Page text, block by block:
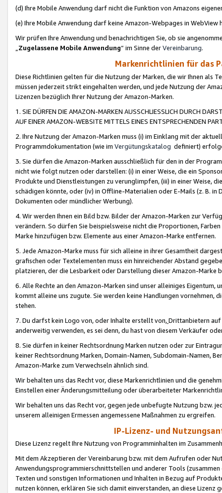
(d) Ihre Mobile Anwendung darf nicht die Funktion von Amazons
(e) Ihre Mobile Anwendung darf keine Amazon-Webpages in WebView
Wir prüfen Ihre Anwendung und benachrichtigen Sie, ob sie
„Zugelassene Mobile Anwendung“ im Sinne derVereinbarung.
Markenrichtlinien für das
Diese Richtlinien gelten für die Nutzung der Marken, die wir Ihnen als
müssen jederzeit strikt eingehalten werden, und jede Nutzung der
Lizenzen bezüglich Ihrer Nutzung der Amazon-Marken.
1. SIE DÜRFEN DIE AMAZON-MARKEN AUSSCHLIESSLICH DURCH
AUF EINER AMAZON-WEBSITE MITTELS EINES ENTSPRECHENDEN
2. Ihre Nutzung der Amazon-Marken muss (i) im Einklang mit der
Programmdokumentation (wie im Vergütungskatalog definiert)
3. Sie dürfen die Amazon-Marken ausschließlich für den in der
nicht wie folgt nutzen oder darstellen: (i) in einer Weise, die ein
Produkte und Dienstleistungen zu verunglimpfen, (iii) in einer Weise,
schädigen könnte, oder (iv) in Offline-Materialien oder E-Mails (z. B. in
Dokumenten oder mündlicher Werbung).
4. Wir werden Ihnen ein Bild bzw. Bilder der Amazon-Marken zur
verändern. So dürfen Sie beispielsweise nicht die Proportionen,
Marke hinzufügen bzw. Elemente aus einer Amazon-Marke entfernen.
5. Jede Amazon-Marke muss für sich alleine in ihrer Gesamtheit
grafischen oder Textelementen muss ein hinreichender Abstand
platzieren, der die Lesbarkeit oder Darstellung dieser Amazon-Marke
6. Alle Rechte an den Amazon-Marken sind unser alleiniges
kommt alleine uns zugute. Sie werden keine Handlungen vornehmen,
stehen.
7. Du darfst kein Logo von, oder Inhalte erstellt von,Drittanbietern auf
anderweitig verwenden, es sei denn, du hast von diesem Verkäufer
8. Sie dürfen in keiner Rechtsordnung Marken nutzen oder zur
keiner Rechtsordnung Marken, Domain-Namen, Subdomain-Namen,
Amazon-Marke zum Verwechseln ähnlich sind.
Wir behalten uns das Recht vor, diese Markenrichtlinien und die
Einstellen einer Änderungsmitteilung oder überarbeiteter
Wir behalten uns das Recht vor, gegen jede unbefugte Nutzung bzw.
unserem alleinigen Ermessen angemessene Maßnahmen zu ergreifen.
IP-Lizenz- und
Diese Lizenz regelt Ihre Nutzung von Programminhalten im
Mit dem Akzeptieren der Vereinbarung bzw. mit dem Aufrufen oder
Anwendungsprogrammierschnittstellen und anderer Tools (zusammen
Texten und sonstigen Informationen und Inhalten in Bezug auf
nutzen können, erklären Sie sich damit einverstanden, an diese Lizenz